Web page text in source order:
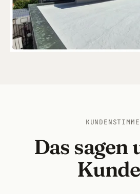
Das sagen